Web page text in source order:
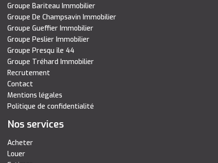
Groupe Bariteau Immobilier
Groupe De Champsavin Immobilier
Groupe Gueffier Immobilier
Groupe Peslier Immobilier
Groupe Presqu île 44
Groupe Tréhard Immobilier
Recrutement
Contact
Mentions légales
Politique de confidentialité
Nos services
Acheter
Louer